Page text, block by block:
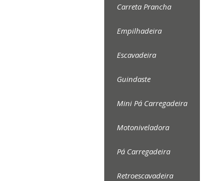
Carreta Prancha
Empilhadeira
Escavadeira
Guindaste
Mini Pá Carregadeira
Motoniveladora
Pá Carregadeira
Retroescavadeira